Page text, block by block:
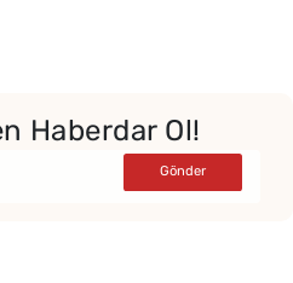
Haberdar Ol!